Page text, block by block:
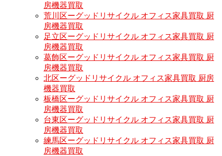
房機器買取
荒川区ーグッドリサイクル オフィス家具買取 厨
房機器買取
足立区ーグッドリサイクル オフィス家具買取 厨
房機器買取
葛飾区ーグッドリサイクル オフィス家具買取 厨
房機器買取
北区ーグッドリサイクル オフィス家具買取 厨房
機器買取
板橋区ーグッドリサイクル オフィス家具買取 厨
房機器買取
台東区ーグッドリサイクル オフィス家具買取 厨
房機器買取
練馬区ーグッドリサイクル オフィス家具買取 厨
房機器買取